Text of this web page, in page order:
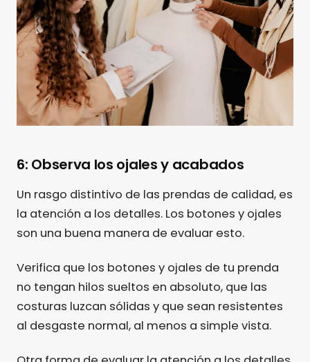
6: Observa los ojales y acabados
Un rasgo distintivo de las prendas de calidad, es
la atención a los detalles. Los botones y ojales
son una buena manera de evaluar esto.
Verifica que los botones y ojales de tu prenda
no tengan hilos sueltos en absoluto, que las
costuras luzcan sólidas y que sean resistentes
al desgaste normal, al menos a simple vista.